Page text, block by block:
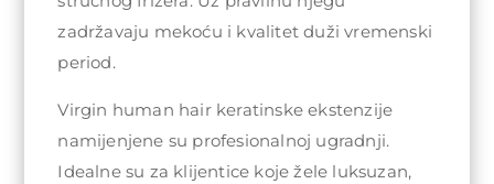
zadržavaju mekoću i kvalitet duži vremenski
period.
Virgin human hair keratinske ekstenzije
namijenjene su profesionalnoj ugradnji.
Idealne su za klijentice koje žele luksuzan,